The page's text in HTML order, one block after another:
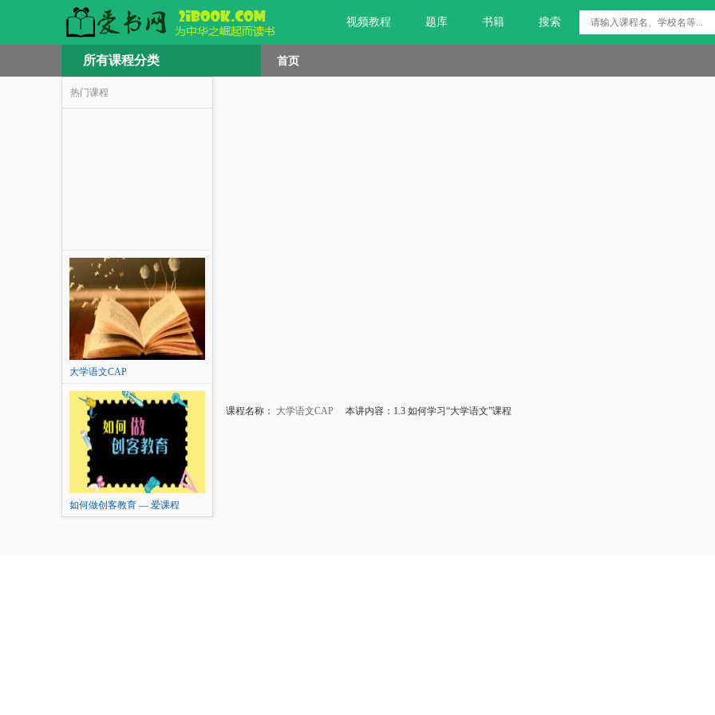
视频教程 题库 书籍 搜索
所有课程分类 首页
热门课程
大学语文CAP
如何做创客教育 — 爱课程
课程名称： 大学语文CAP 本讲内容：1.3 如何学习“大学语文”课程